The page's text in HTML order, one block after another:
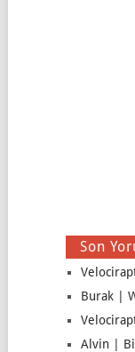
Son
Burak |
Alvin |